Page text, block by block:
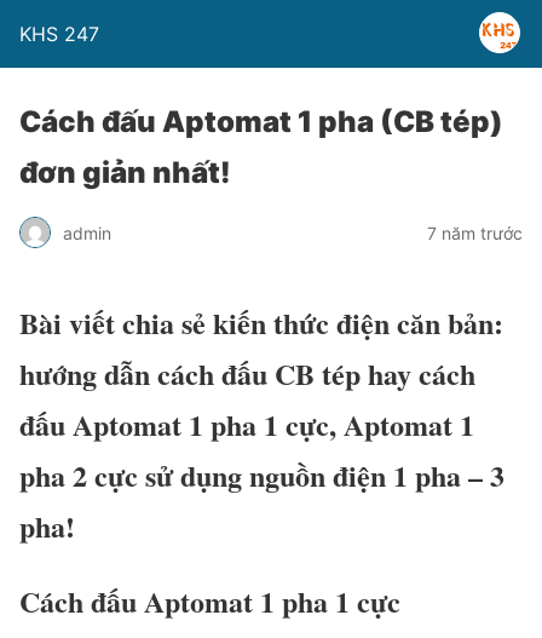
KHS 247
Cách đấu Aptomat 1 pha (CB tép)
đơn giản nhất!
admin 7 năm trước
Bài viết chia sẻ kiến thức điện căn bản:
hướng dẫn cách đấu CB tép hay cách
đấu Aptomat 1 pha 1 cực, Aptomat 1
pha 2 cực sử dụng nguồn điện 1 pha – 3
pha!
Cách đấu Aptomat 1 pha 1 cực